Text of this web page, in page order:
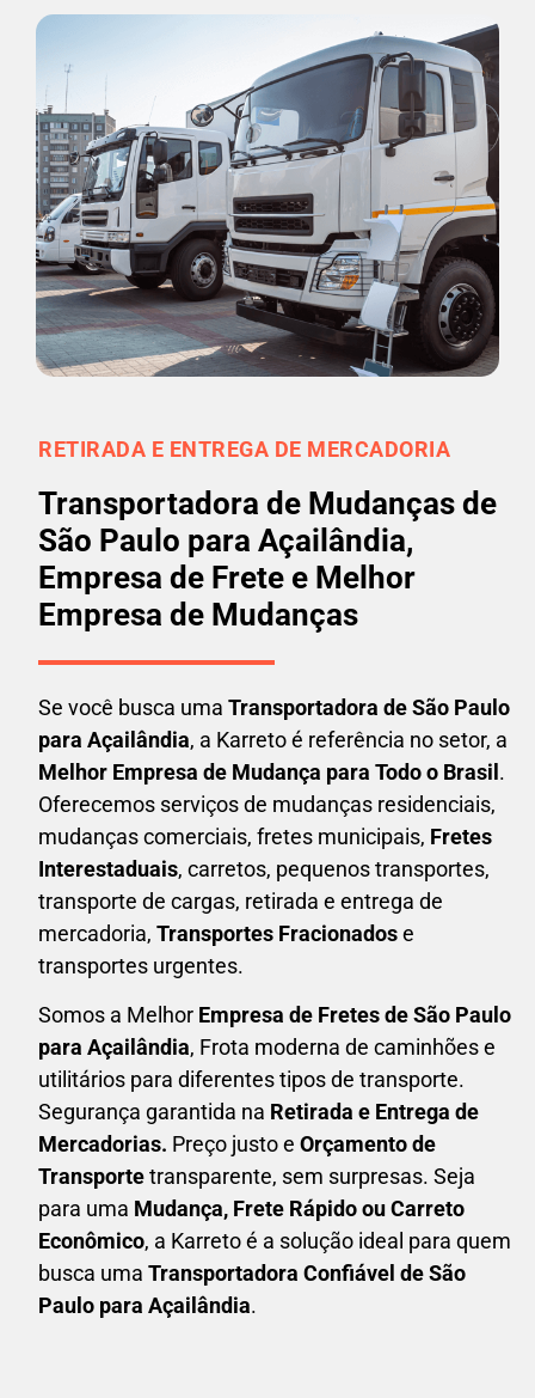
RETIRADA E ENTREGA DE MERCADORIA
Transportadora de Mudanças de
São Paulo para Açailândia,
Empresa de Frete e Melhor
Empresa de Mudanças
Se você busca uma Transportadora de São Paulo
para Açailândia, a Karreto é referência no setor, a
Melhor Empresa de Mudança para Todo o Brasil.
Oferecemos serviços de mudanças residenciais,
mudanças comerciais, fretes municipais, Fretes
Interestaduais, carretos, pequenos transportes,
transporte de cargas, retirada e entrega de
mercadoria, Transportes Fracionadose
transportes urgentes.
Somos a Melhor Empresa de Fretesde São Paulo
para Açailândia, Frota moderna de caminhões e
utilitários para diferentes tipos de transporte.
Segurança garantida na Retirada e Entrega de
Mercadorias. Preço justo e Orçamento de
Transportetransparente, sem surpresas. Seja
para uma Mudança, Frete Rápido ou Carreto
Econômico, a Karretoé a solução ideal para quem
busca uma Transportadora Confiável de São
Paulo para Açailândia.